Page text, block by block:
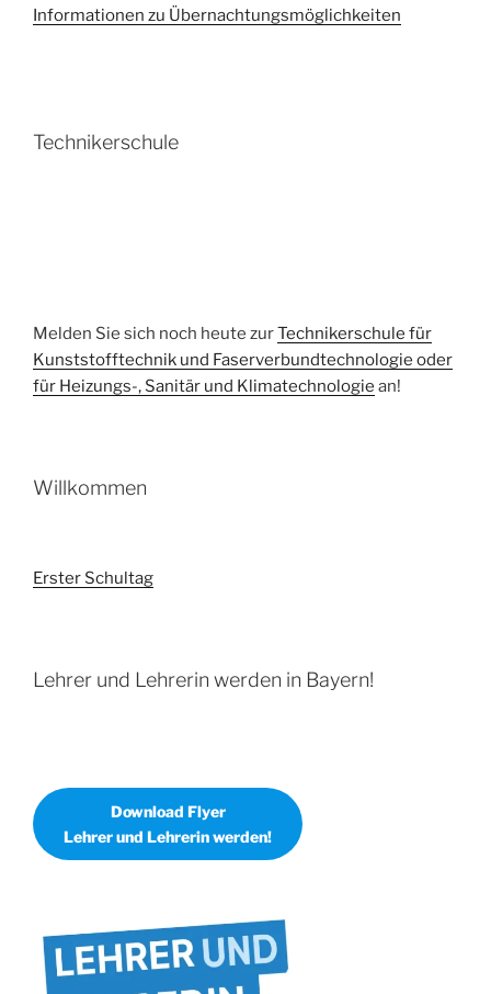
Informationen zu Übernachtungsmöglichkeiten
Technikerschule
Melden Sie sich noch heute zurTechnikerschule für
Kunststofftechnik und Faserverbundtechnologie oder
für Heizungs-, Sanitär und Klimatechnologie an!
Willkommen
Erster Schultag
Lehrer und Lehrerin werden in Bayern!
Download Flyer
Lehrer und Lehrerin werden!